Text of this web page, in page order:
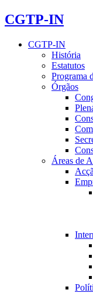
CGTP-IN
CGTP-IN
História
Estatutos
Programa
Órgãos
Áreas de